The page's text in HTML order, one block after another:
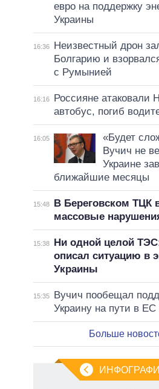
евро на поддержку
Украины
16:36
Неизвестный дрон
Болгарию и
с Румынией
16:16
Россияне атаковали
автобус, погиб
16:05
«Будет
Вучич не
Украине
ближайшие месяцы
15:48
В Береговском ТЦК
массовые
15:38
Ни одной целой
описал ситуацию в
Украины
15:35
Вучич пообещал
Украину на пути в ЕС
Больше